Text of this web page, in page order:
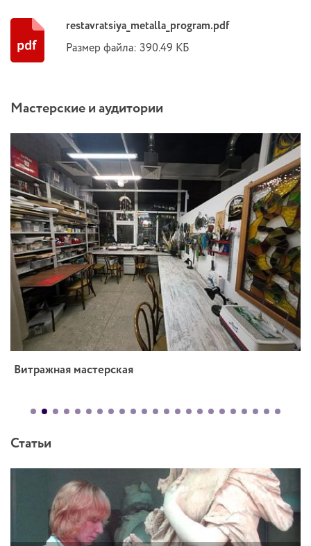
restavratsiya_metalla_program.pdf
Размер файла: 390.49 КБ
Мастерские и аудитории
Витражная мастерская
Статьи